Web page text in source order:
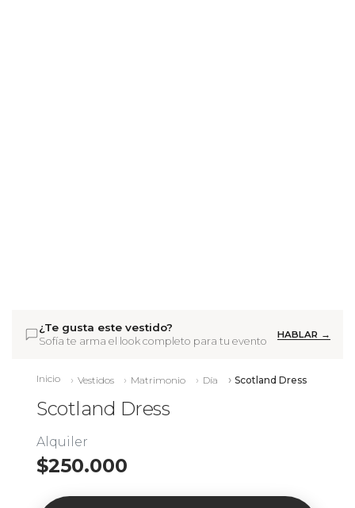
¿Te gusta este vestido?
Sofía te arma el look completo para tu evento
HABLAR →
Inicio Vestidos Matrimonio Día Scotland Dress
Scotland Dress
Alquiler
$250.000